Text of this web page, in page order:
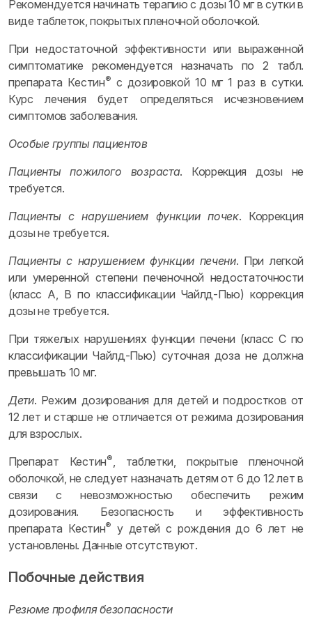
Рекомендуется начинать терапию с дозы 10 мг в сутки в
виде таблеток, покрытых пленочной оболочкой.
При недостаточной эффективности или выраженной
симптоматике рекомендуется назначать по 2 табл.
препарата Кестин® с дозировкой 10 мг 1 раз в сутки.
Курс лечения будет определяться исчезновением
симптомов заболевания.
Особые группы пациентов
Пациенты пожилого возраста. Коррекция дозы не
требуется.
Пациенты с нарушением функции почек. Коррекция
дозы не требуется.
Пациенты с нарушением функции печени. При легкой
или умеренной степени печеночной недостаточности
(класс А, В по классификации Чайлд-Пью) коррекция
дозы не требуется.
При тяжелых нарушениях функции печени (класс С по
классификации Чайлд-Пью) суточная доза не должна
превышать 10 мг.
Дети. Режим дозирования для детей и подростков от
12 лет и старше не отличается от режима дозирования
для взрослых.
Препарат Кестин®, таблетки, покрытые пленочной
оболочкой, не следует назначать детям от 6 до 12 лет в
связи с невозможностью обеспечить режим
дозирования. Безопасность и эффективность
препарата Кестин® у детей с рождения до 6 лет не
установлены. Данные отсутствуют.
Побочные действия
Резюме профиля безопасности